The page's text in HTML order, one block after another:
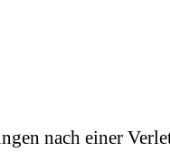
nach einer